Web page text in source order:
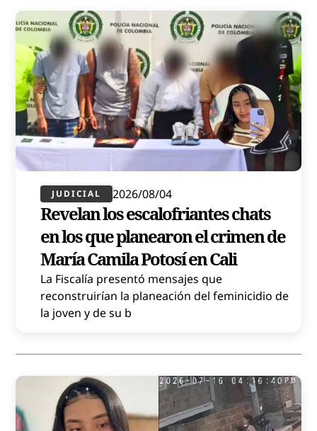
JUDICIAL 2026/08/04
Revelan los escalofriantes chats
en los que planearon el crimen de
María Camila Potosí en Cali
La Fiscalía presentó mensajes que
reconstruirían la planeación del feminicidio de
la joven y de su b